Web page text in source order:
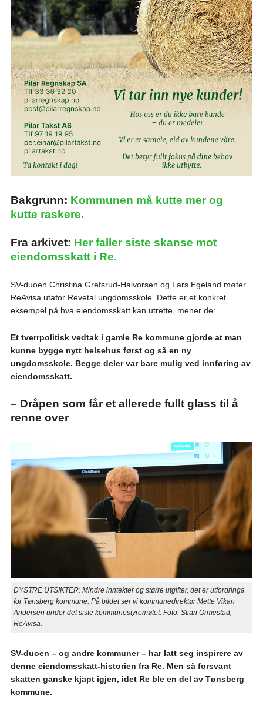
Bakgrunn: Kommunen må kutte mer og
kutte raskere.
Fra arkivet: Her faller siste skanse mot
eiendomsskatt i Re.
SV-duoen Christina Grefsrud-Halvorsen og Lars Egeland møter
ReAvisa utafor Revetal ungdomsskole. Dette er et konkret
eksempel på hva eiendomsskatt kan utrette, mener de:
Et tverrpolitisk vedtak i gamle Re kommune gjorde at man
kunne bygge nytt helsehus først og så en ny
ungdomsskole. Begge deler var bare mulig ved innføring av
eiendomsskatt.
– Dråpen som får et allerede fullt glass til å
renne over
DYSTRE UTSIKTER: Mindre inntekter og større utgifter, det er utfordringa
for Tønsberg kommune. På bildet ser vi kommunedirektør Mette Vikan
Andersen under det siste kommunestyremøtet. Foto: Stian Ormestad,
ReAvisa.
SV-duoen – og andre kommuner – har latt seg inspirere av
denne eiendomsskatt-historien fra Re. Men så forsvant
skatten ganske kjapt igjen, idet Re ble en del av Tønsberg
kommune.